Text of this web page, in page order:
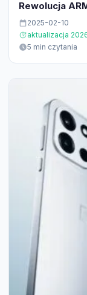
Rewolucja
2025-02-10
aktualizacja
5 min czytania